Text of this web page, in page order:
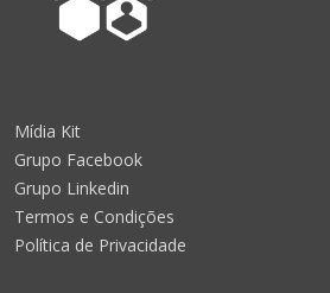
Mídia Kit
Grupo Facebook
Grupo Linkedin
Termos e Condições
Política de Privacidade